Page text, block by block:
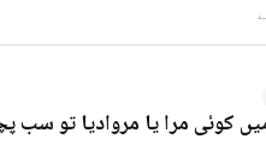
کوئی مرا یا مروادیا تو سب